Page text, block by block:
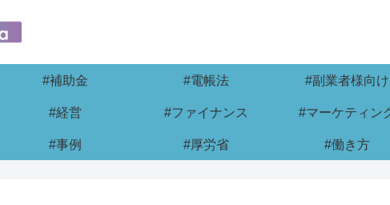
#補助金 #電帳法 #副業者様向け
#経営 #ファイナンス #マーケティン
#事例 #厚労省 #働き方